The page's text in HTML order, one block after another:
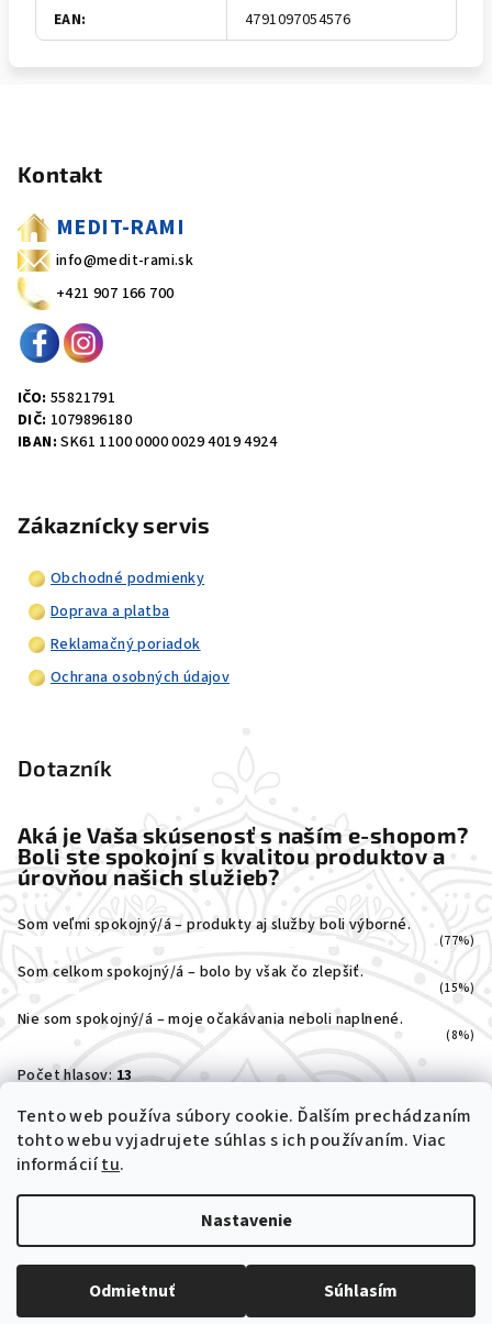
Tento web používa súbory cookie. Ďalším prechádzaním
tohto webu vyjadrujete súhlas s ich používaním. Viac
informáciítu.
Nastavenie
Odmietnuť Súhlasím
EAN: 4791097054576
Kontakt
MEDIT-RAMI
info@medit-rami.sk
+421 907 166 700
IČO: 55821791
DIČ: 1079896180
IBAN: SK61 1100 0000 0029 4019 4924
Zákaznícky servis
Obchodné podmienky
Doprava a platba
Reklamačný poriadok
Ochrana osobných údajov
Dotazník
Aká je Vaša skúsenosť s naším e-shopom?
Boli ste spokojní s kvalitou produktov a
úrovňou našich služieb?
Som veľmi spokojný/á – produkty aj služby boli výborné.
(77%)
Som celkom spokojný/á – bolo by však čo zlepšiť.
(15%)
Nie som spokojný/á – moje očakávania neboli naplnené.
(8%)
Počet hlasov:13
MEDIT-RAMI
Vytvoril Shoptet